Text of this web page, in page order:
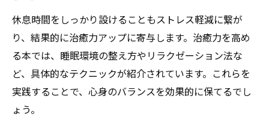
休息時間をしっかり設けることもストレス軽減に繋が
り、結果的に治癒力アップに寄与します。治癒力を高め
る本では、睡眠環境の整え方やリラクゼーション法な
ど、具体的なテクニックが紹介されています。これらを
実践することで、心身のバランスを効果的に保てるでし
ょう。